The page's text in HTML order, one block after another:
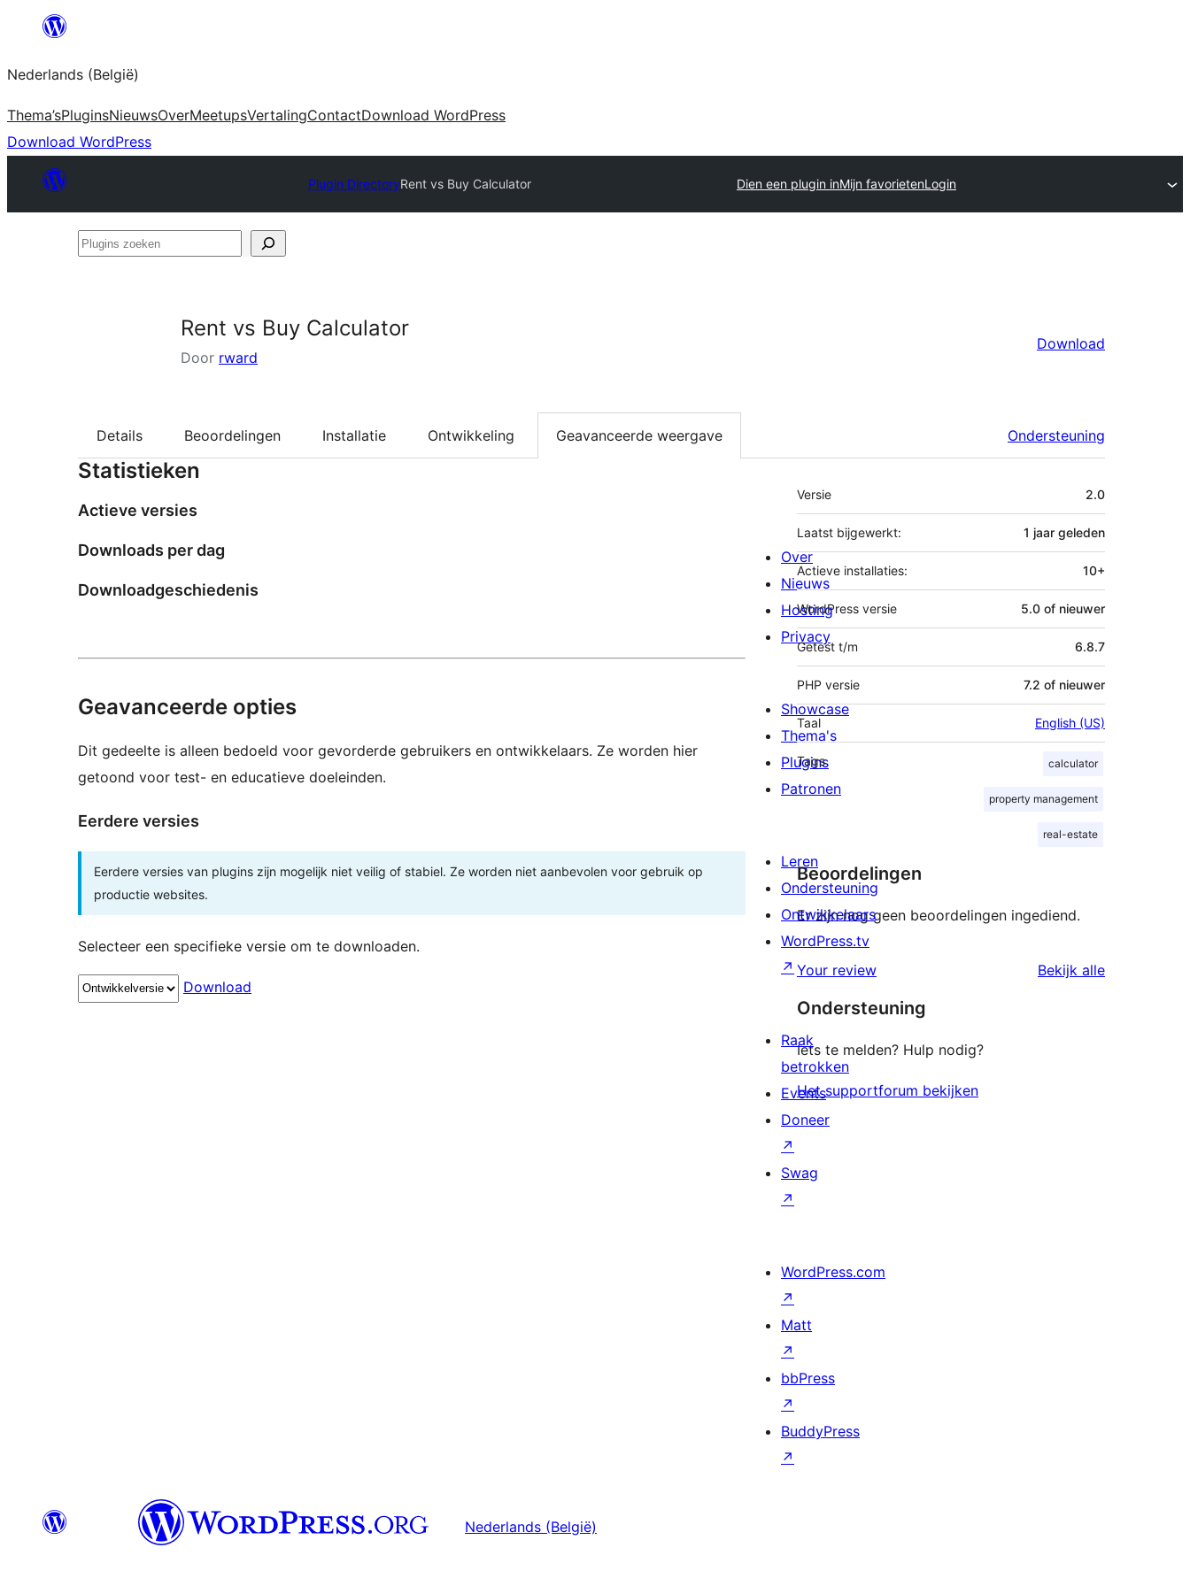
Spring
de
inhoud
Nederlands (België)
Thema’sPluginsNieuwsOverMeetupsVertalingContactDownload WordPress
Download WordPress
Plugin DirectoryRent vs Buy Calculator Dien een plugin inMijn favorietenLogin
Plugins
Rent vs Buy Calculator
Door rward
Download
Details Beoordelingen Installatie Ontwikkeling Geavanceerde weergave Ondersteuning
Statistieken
Actieve versies
Downloads per dag
Downloadgeschiedenis
Geavanceerde opties
Dit gedeelte is alleen bedoeld voor gevorderde gebruikers en ontwikkelaars. Ze worden hier
getoond voor test- en educatieve doeleinden.
Eerdere versies
Eerdere versies van plugins zijn mogelijk niet veilig of stabiel. Ze worden niet aanbevolen voor gebruik op
productie websites.
Selecteer een specifieke versie om te downloaden.
Download
Meta
Versie 2.0
Laatst bijgewerkt: 1 jaar geleden
Actieve installaties: 10+
WordPress versie 5.0 of nieuwer
Getest t/m 6.8.7
PHP versie 7.2 of nieuwer
Taal English (US)
Tags calculator
property management
real-estate
Beoordelingen
Er zijn nog geen beoordelingen ingediend.
Your review Bekijk alle
Ondersteuning
Iets te melden? Hulp nodig?
Het supportforum bekijken
Over
Nieuws
Hosting
Privacy
Showcase
Thema's
Plugins
Patronen
Leren
Ondersteuning
Ontwikkelaars
WordPress.tv
↗
Raak
betrokken
Events
Doneer
↗
Swag
↗
WordPress.com
↗
Matt
↗
bbPress
↗
BuddyPress
↗
Nederlands (België)